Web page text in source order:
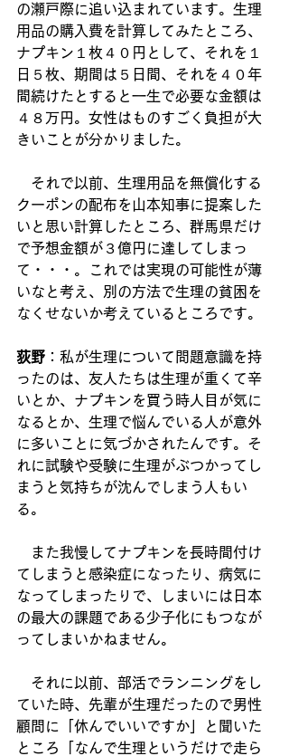
の瀬戸際に追い込まれています。生理
用品の購入費を計算してみたところ、
ナプキン１枚４０円として、それを１
日５枚、期間は５日間、それを４０年
間続けたとすると一生で必要な金額は
４８万円。女性はものすごく負担が大
きいことが分かりました。
それで以前、生理用品を無償化する
クーポンの配布を山本知事に提案した
いと思い計算したところ、群馬県だけ
で予想金額が３億円に達してしまっ
て・・・。これでは実現の可能性が薄
いなと考え、別の方法で生理の貧困を
なくせないか考えているところです。
荻野 ：私が生理について問題意識を持
ったのは、友人たちは生理が重くて辛
いとか、ナプキンを買う時人目が気に
なるとか、生理で悩んでいる人が意外
に多いことに気づかされたんです。そ
れに試験や受験に生理がぶつかってし
まうと気持ちが沈んでしまう人もい
る。
また我慢してナプキンを長時間付け
てしまうと感染症になったり、病気に
なってしまったりで、しまいには日本
の最大の課題である少子化にもつなが
ってしまいかねません。
それに以前、部活でランニングをし
ていた時、先輩が生理だったので男性
顧問に「休んでいいですか」と聞いた
ところ「なんで生理というだけで走ら